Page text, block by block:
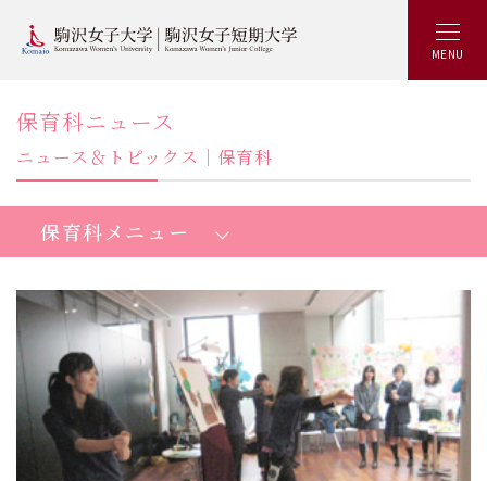
MENU
保育科ニュース
ニュース＆トピックス｜保育科
保育科メニュー
短期大学保育科：トップ
魅力いっぱいKOMAJOの特徴
最新の学び
少人数制ゼミ